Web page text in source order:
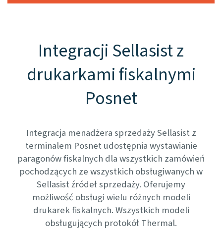
Integracji Sellasist z
drukarkami fiskalnymi
Posnet
Integracja menadżera sprzedaży Sellasist z
terminalem Posnet udostępnia wystawianie
paragonów fiskalnych dla wszystkich zamówień
pochodzących ze wszystkich obsługiwanych w
Sellasist źródeł sprzedaży. Oferujemy
możliwość obsługi wielu różnych modeli
drukarek fiskalnych. Wszystkich modeli
obsługujących protokół Thermal.